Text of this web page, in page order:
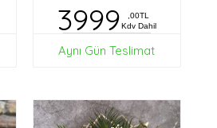
3999
,00TL
Kdv Dahil
Aynı Gün Teslimat